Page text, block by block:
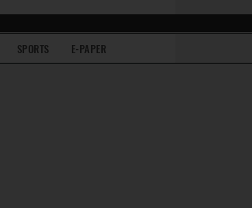
SPORTS E-PAPER